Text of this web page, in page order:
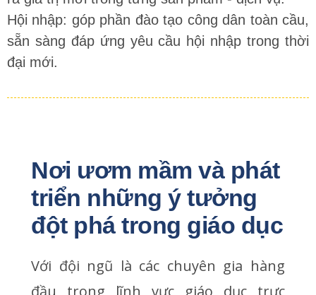
Hội nhập: góp phần đào tạo công dân toàn cầu,
sẵn sàng đáp ứng yêu cầu hội nhập trong thời
đại mới.
Nơi ươm mầm và phát
triển những ý tưởng
đột phá trong giáo dục
Với đội ngũ là các chuyên gia hàng